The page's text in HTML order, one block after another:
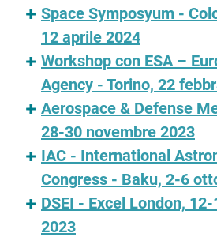
Space Symposyum -
12 aprile 2024
Workshop con ESA –
Agency - Torino, 22
Aerospace & Defense
28-30 novembre 2023
IAC - International
Congress - Baku, 2-6
DSEI - Excel London,
2023